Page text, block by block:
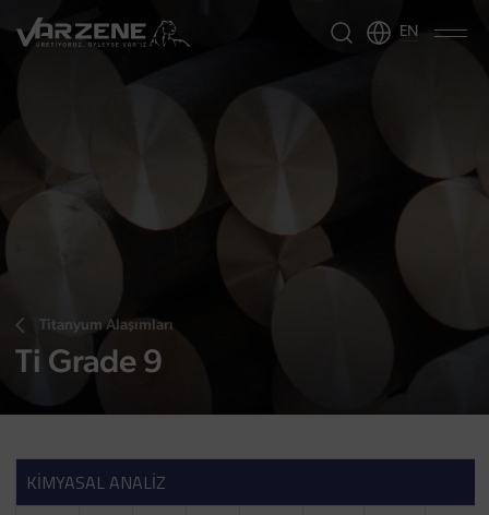
EN
Titanyum Alaşımları
Ti Grade 9
KİMYASAL ANALİZ